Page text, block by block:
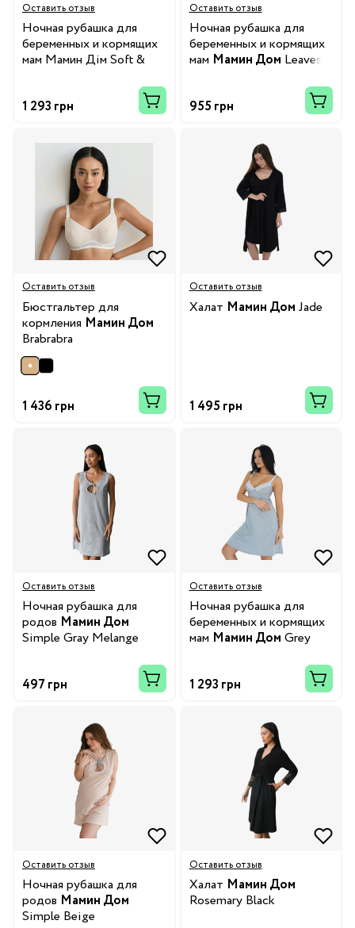
Оставить отзыв
Ночная рубашка для
беременных и кормящих
мам Мамин Дім Soft &
1 293 грн
Оставить отзыв
Ночная рубашка для
беременных и кормящих
мам Мамин Дом Leaves
955 грн
Оставить отзыв
Бюстгальтер для
кормления Мамин Дом
Brabrabra
1 436 грн
Оставить отзыв
Халат Мамин Дом Jade
1 495 грн
Оставить отзыв
Ночная рубашка для
родов Мамин Дом
Simple Gray Melange
497 грн
Оставить отзыв
Ночная рубашка для
беременных и кормящих
мам Мамин Дом Grey
1 293 грн
Оставить отзыв
Ночная рубашка для
родов Мамин Дом
Simple Beige
Оставить отзыв
Халат Мамин Дом
Rosemary Black